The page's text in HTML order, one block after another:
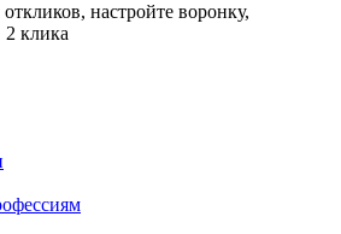
настройте воронку,
2 клика